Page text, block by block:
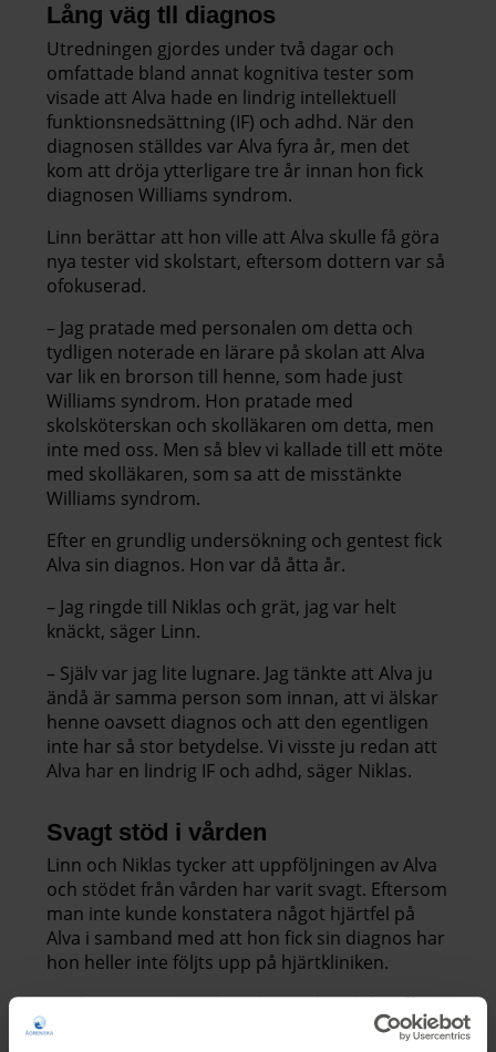
Lång väg tll diagnos
Utredningen gjordes under två dagar och
omfattade bland annat kognitiva tester som
visade att Alva hade en lindrig intellektuell
funktionsnedsättning (IF) och adhd. När den
diagnosen ställdes var Alva fyra år, men det
kom att dröja ytterligare tre år innan hon fick
diagnosen Williams syndrom.
Linn berättar att hon ville att Alva skulle få göra
nya tester vid skolstart, eftersom dottern var så
ofokuserad.
– Jag pratade med personalen om detta och
tydligen noterade en lärare på skolan att Alva
var lik en brorson till henne, som hade just
Williams syndrom. Hon pratade med
skolsköterskan och skolläkaren om detta, men
inte med oss. Men så blev vi kallade till ett möte
med skolläkaren, som sa att de misstänkte
Williams syndrom.
Efter en grundlig undersökning och gentest fick
Alva sin diagnos. Hon var då åtta år.
– Jag ringde till Niklas och grät, jag var helt
knäckt, säger Linn.
– Själv var jag lite lugnare. Jag tänkte att Alva ju
ändå är samma person som innan, att vi älskar
henne oavsett diagnos och att den egentligen
inte har så stor betydelse. Vi visste ju redan att
Alva har en lindrig IF och adhd, säger Niklas.
Svagt stöd i vården
Linn och Niklas tycker att uppföljningen av Alva
och stödet från vården har varit svagt. Eftersom
man inte kunde konstatera något hjärtfel på
Alva i samband med att hon fick sin diagnos har
hon heller inte följts upp på hjärtkliniken.
– Vi känner oss ganska utlämnade och har fått
googla väldigt mycket själva för att alls få någon